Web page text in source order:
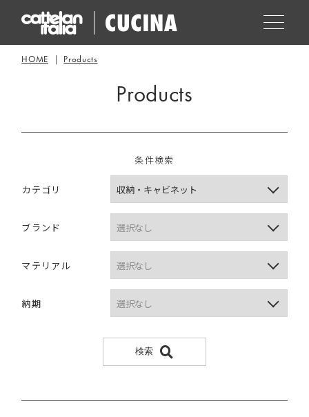
HOME Products
Products
条件検索
カテゴリ
ブランド
マテリアル
納期
検索